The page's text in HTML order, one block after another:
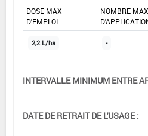
DOSE MAX
D'EMPLOI
NOMBRE MAX
2,2 L/ha -
INTERVALLE MINIMUM ENTRE
-
DATE DE RETRAIT DE L'USAGE :
-